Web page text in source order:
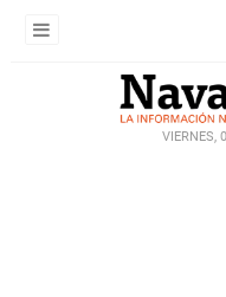
VIERNES,